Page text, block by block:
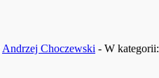
Andrzej Choczewski - W kategorii: